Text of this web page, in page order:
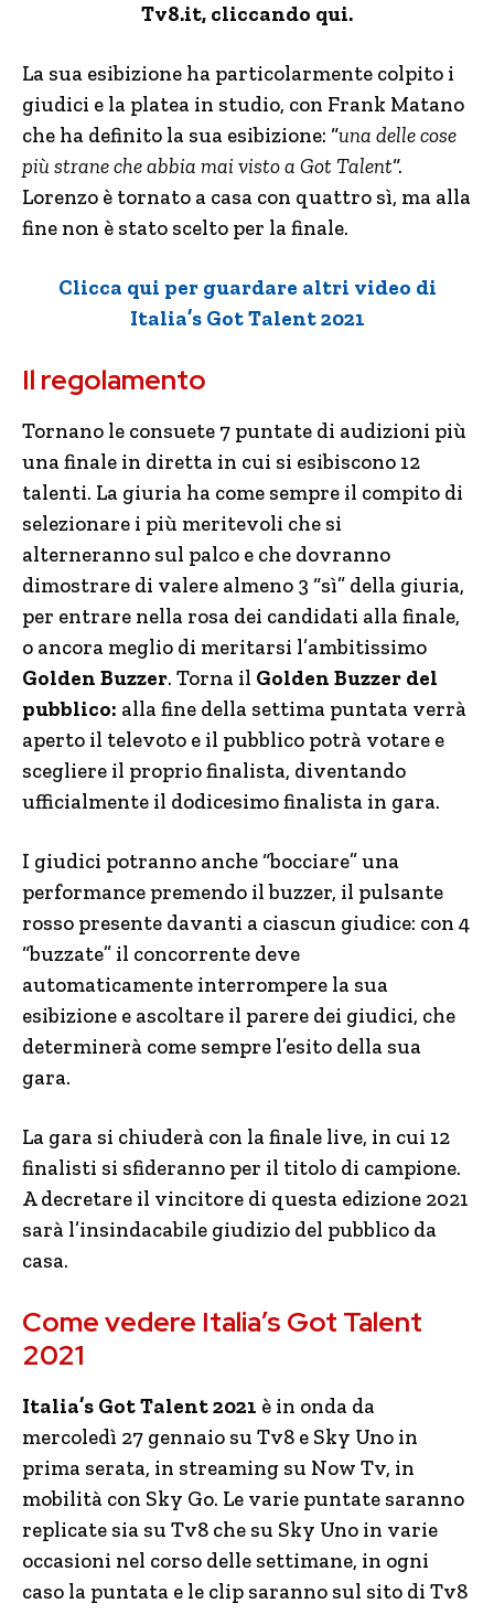
Tv8.it, cliccando qui.
La sua esibizione ha particolarmente colpito i
giudici e la platea in studio, con Frank Matano
che ha definito la sua esibizione: “una delle cose
più strane che abbia mai visto a Got Talent“.
Lorenzo è tornato a casa con quattro sì, ma alla
fine non è stato scelto per la finale.
Clicca qui per guardare altri video di
Italia’s Got Talent 2021
Il regolamento
Tornano le consuete 7 puntate di audizioni più
una finale in diretta in cui si esibiscono 12
talenti. La giuria ha come sempre il compito di
selezionare i più meritevoli che si
alterneranno sul palco e che dovranno
dimostrare di valere almeno 3 “sì” della giuria,
per entrare nella rosa dei candidati alla finale,
o ancora meglio di meritarsi l’ambitissimo
Golden Buzzer. Torna il Golden Buzzer del
pubblico: alla fine della settima puntata verrà
aperto il televoto e il pubblico potrà votare e
scegliere il proprio finalista, diventando
ufficialmente il dodicesimo finalista in gara.
I giudici potranno anche “bocciare” una
performance premendo il buzzer, il pulsante
rosso presente davanti a ciascun giudice: con 4
“buzzate” il concorrente deve
automaticamente interrompere la sua
esibizione e ascoltare il parere dei giudici, che
determinerà come sempre l’esito della sua
gara.
La gara si chiuderà con la finale live, in cui 12
finalisti si sfideranno per il titolo di campione.
A decretare il vincitore di questa edizione 2021
sarà l’insindacabile giudizio del pubblico da
casa.
Come vedere Italia’s Got Talent
2021
Italia’s Got Talent 2021 è in onda da
mercoledì 27 gennaio su Tv8 e Sky Uno in
prima serata, in streaming su Now Tv, in
mobilità con Sky Go. Le varie puntate saranno
replicate sia su Tv8 che su Sky Uno in varie
occasioni nel corso delle settimane, in ogni
caso la puntata e le clip saranno sul sito di Tv8